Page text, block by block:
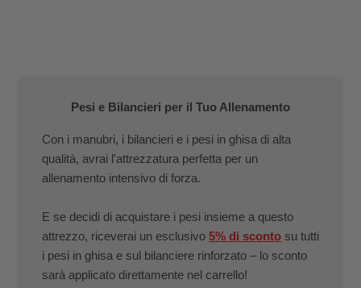
Pesi e Bilancieri per il Tuo Allenamento
Con i manubri, i bilancieri e i pesi in ghisa di alta
qualità, avrai l'attrezzatura perfetta per un
allenamento intensivo di forza.
E se decidi di acquistare i pesi insieme a questo
attrezzo, riceverai un esclusivo 5% di sconto su tutti
i pesi in ghisa e sul bilanciere rinforzato – lo sconto
sarà applicato direttamente nel carrello!